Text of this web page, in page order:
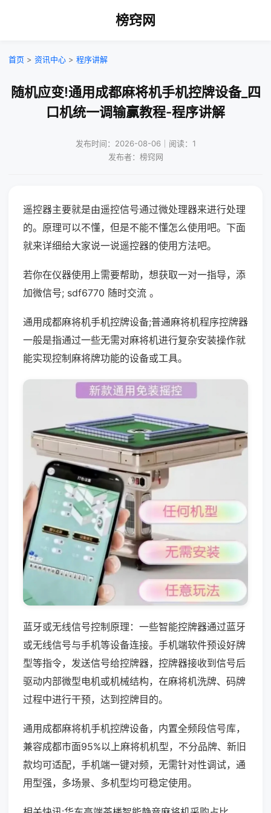
榜窍网
首页 > 资讯中心 > 程序讲解
随机应变!通用成都麻将机手机控牌设备_四
口机统一调输赢教程-程序讲解
发布时间：2026-08-06｜阅读：1
发布者：榜窍网
遥控器主要就是由遥控信号通过微处理器来进行处理
的。原理可以不懂，但是不能不懂怎么使用吧。下面
就来详细给大家说一说遥控器的使用方法吧。
若你在仪器使用上需要帮助，想获取一对一指导，添
加微信号; sdf6770 随时交流 。
通用成都麻将机手机控牌设备;普通麻将机程序控牌器
一般是指通过一些无需对麻将机进行复杂安装操作就
能实现控制麻将牌功能的设备或工具。
蓝牙或无线信号控制原理：一些智能控牌器通过蓝牙
或无线信号与手机等设备连接。手机端软件预设好牌
型等指令，发送信号给控牌器，控牌器接收到信号后
驱动内部微型电机或机械结构，在麻将机洗牌、码牌
过程中进行干预，达到控牌目的。
通用成都麻将机手机控牌设备，内置全频段信号库，
兼容成都市面95%以上麻将机机型，不分品牌、新旧
款均可适配，手机端一键对频，无需针对性调试，通
用型强，多场景、多机型均可稳定使用。